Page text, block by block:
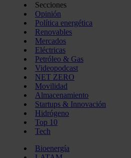
Secciones
Opinión
Política energética
Renovables
Mercados
Eléctricas
Petróleo & Gas
Videopodcast
NET ZERO
Movilidad
Almacenamiento
Startups & Innovación
Hidrógeno
Top 10
Tech
Bioenergía